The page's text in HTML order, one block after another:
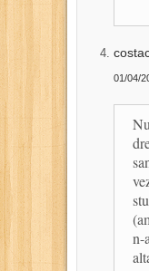
01/04/
n-